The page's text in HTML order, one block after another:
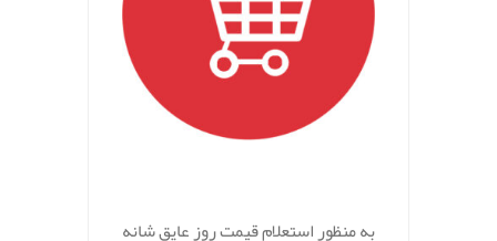
به منظور استعلام قیمت روز عایق شانه